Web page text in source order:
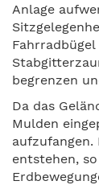
Anlage
begrenzen
Da das
Mulden
aufzufangen.
entstehen,